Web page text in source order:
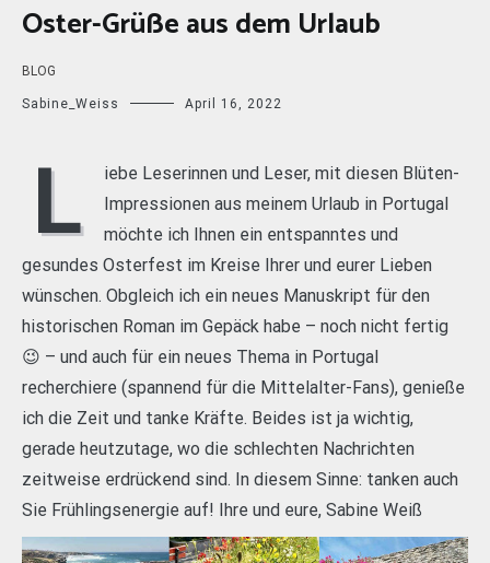
Oster-Grüße aus dem Urlaub
BLOG
Sabine_Weiss April 16, 2022
L
iebe Leserinnen und Leser, mit diesen Blüten-
Impressionen aus meinem Urlaub in Portugal
möchte ich Ihnen ein entspanntes und
gesundes Osterfest im Kreise Ihrer und eurer Lieben
wünschen. Obgleich ich ein neues Manuskript für den
historischen Roman im Gepäck habe – noch nicht fertig
😉 – und auch für ein neues Thema in Portugal
recherchiere (spannend für die Mittelalter-Fans), genieße
ich die Zeit und tanke Kräfte. Beides ist ja wichtig,
gerade heutzutage, wo die schlechten Nachrichten
zeitweise erdrückend sind. In diesem Sinne: tanken auch
Sie Frühlingsenergie auf! Ihre und eure, Sabine Weiß